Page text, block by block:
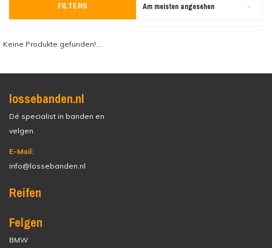
FILTERS Am meisten angesehen
Keine Produkte gefunden!...
lossebanden.nl
Dé specialist in banden en
velgen.
E-Mail:
info@lossebanden.nl
Reifen
Felgen
BMW